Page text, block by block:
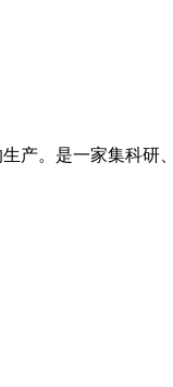
产。是一家集科研